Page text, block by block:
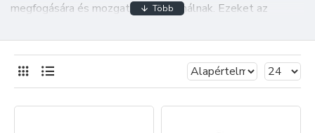
megfogására és mozgatására használnak. Ezeket az
építkezéseken, valamint különféle üveg-, fém- vagy
műanyag elemek kezelésére. Az egyik legismertebb
gyártó a Bohle, amely például a Veribor termékvonallal
kínál minőségi és megbízható tapadóemelőket.